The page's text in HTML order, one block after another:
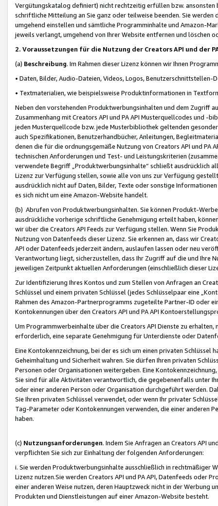
Vergütungskatalog definiert) nicht rechtzeitig erfüllen bzw. ansonsten
schriftliche Mitteilung an Sie ganz oder teilweise beenden. Sie werden
umgehend einstellen und sämtliche Programminhalte und Amazon-
jeweils verlangt, umgehend von Ihrer Website entfernen und löschen
2. Voraussetzungen für die Nutzung der Creators API und der
(a) Beschreibung. Im Rahmen dieser Lizenz können wir Ihnen
• Daten, Bilder, Audio-Dateien, Videos, Logos, Benutzerschnittstellen-
• Textmaterialien, wie beispielsweise Produktinformationen in
Neben den vorstehenden Produktwerbungsinhalten und dem Zugriff
Zusammenhang mit Creators API und PA API Musterquellcodes und
jeden Musterquellcode bzw. jede Musterbibliothek geltenden
auch Spezifikationen, Benutzerhandbücher, Anleitungen,
denen die für die ordnungsgemäße Nutzung von Creators API und PA
technischen Anforderungen und Test- und Leistungskriterien
verwendete Begriff „Produktwerbungsinhalte“ schließt ausdrücklich
Lizenz zur Verfügung stellen, sowie alle von uns zur Verfügung
ausdrücklich nicht auf Daten, Bilder, Texte oder sonstige
es sich nicht um eine Amazon-Website handelt.
(b) Abrufen von Produktwerbungsinhalten. Sie können Produkt-
ausdrückliche vorherige schriftliche Genehmigung erteilt haben,
wir über die Creators API Feeds zur Verfügung stellen. Wenn Sie
Nutzung von Datenfeeds dieser Lizenz. Sie erkennen an, dass wir
API oder Datenfeeds jederzeit ändern, auslaufen lassen oder neu
Verantwortung liegt, sicherzustellen, dass Ihr Zugriff auf die und Ihre
jeweiligen Zeitpunkt aktuellen Anforderungen (einschließlich dieser
Zur Identifizierung Ihres Kontos und zum Stellen von Anfragen an
Schlüssel und einem privaten Schlüssel (jedes Schlüsselpaar eine
Rahmen des Amazon-Partnerprogramms zugeteilte Partner-ID oder
Kontokennungen über den Creators API und PA API
Um Programmwerbeinhalte über die Creators API Dienste zu
erforderlich, eine separate Genehmigung für Unterdienste oder
Eine Kontokennzeichnung, bei der es sich um einen privaten
Geheimhaltung und Sicherheit wahren. Sie dürfen Ihren privaten
Personen oder Organisationen weitergeben. Eine
Sie sind für alle Aktivitäten verantwortlich, die gegebenenfalls unter
oder einer anderen Person oder Organisation durchgeführt werden.
Sie Ihren privaten Schlüssel verwendet, oder wenn Ihr privater
Tag-Parameter oder Kontokennungen verwenden, die einer anderen
haben.
(c) Nutzungsanforderungen. Indem Sie Anfragen an Creators API
verpflichten Sie sich zur Einhaltung der folgenden Anforderungen:
i. Sie werden Produktwerbungsinhalte ausschließlich in rechtmäßiger
Lizenz nutzen.Sie werden Creators API und PA API, Datenfeeds oder
einer anderen Weise nutzen, deren Hauptzweck nicht in der Werbung
Produkten und Dienstleistungen auf einer Amazon-Website besteht.